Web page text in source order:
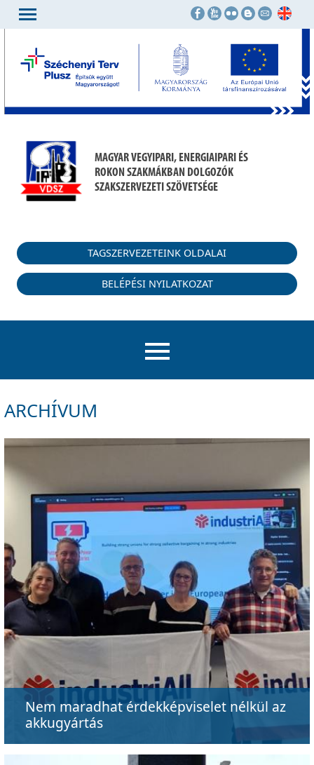
MAGYAR VEGYIPARI, ENERGIAIPARI ÉS
ROKON SZAKMÁKBAN DOLGOZÓK
SZAKSZERVEZETI SZÖVETSÉGE
TAGSZERVEZETEINK OLDALAI
BELÉPÉSI NYILATKOZAT
ARCHÍVUM
Nem maradhat érdekképviselet nélkül az
akkugyártás